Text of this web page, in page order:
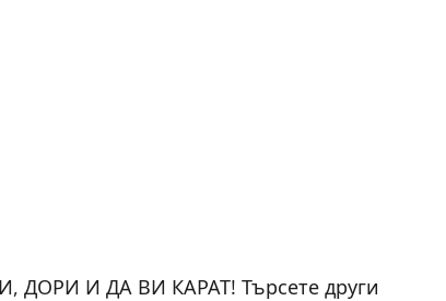
И ДА ВИ КАРАТ! Търсете други